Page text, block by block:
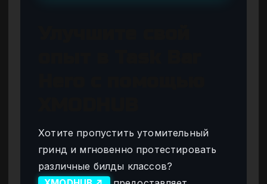
Хотите пропустить утомительный
гринд и мгновенно протестировать
различные билды классов?